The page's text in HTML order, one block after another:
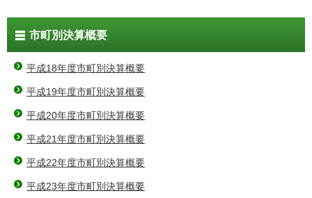
市町別決算概要
平成18年度市町別決算概要
平成19年度市町別決算概要
平成20年度市町別決算概要
平成21年度市町別決算概要
平成22年度市町別決算概要
平成23年度市町別決算概要